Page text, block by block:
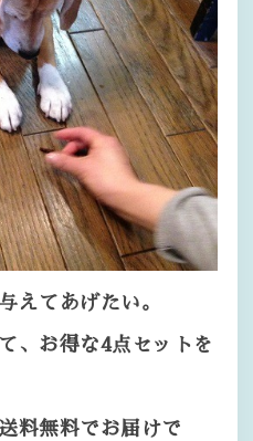
えてあげたい。
、お得な4点セットを
料無料でお届けで